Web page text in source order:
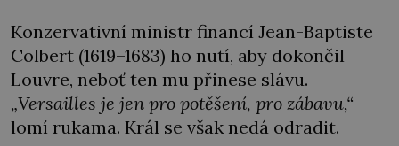
Konzervativní ministr financí Jean-Baptiste
Colbert (1619–1683) ho nutí, aby dokončil
Louvre, neboť ten mu přinese slávu.
„Versailles je jen pro potěšení, pro zábavu,“
lomí rukama. Král se však nedá odradit.